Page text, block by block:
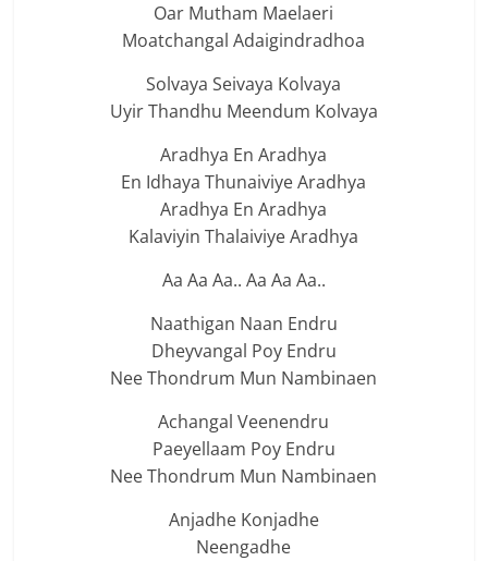
Oar Mutham Maelaeri
Moatchangal Adaigindradhoa
Solvaya Seivaya Kolvaya
Uyir Thandhu Meendum Kolvaya
Aradhya En Aradhya
En Idhaya Thunaiviye Aradhya
Aradhya En Aradhya
Kalaviyin Thalaiviye Aradhya
Aa Aa Aa.. Aa Aa Aa..
Naathigan Naan Endru
Dheyvangal Poy Endru
Nee Thondrum Mun Nambinaen
Achangal Veenendru
Paeyellaam Poy Endru
Nee Thondrum Mun Nambinaen
Anjadhe Konjadhe
Neengadhe